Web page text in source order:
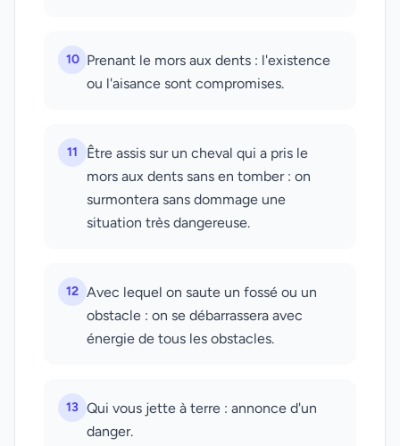
10 Prenant le mors aux dents : l'existence
ou l'aisance sont compromises.
11
Être assis sur un cheval qui a pris le
mors aux dents sans en tomber : on
surmontera sans dommage une
situation très dangereuse.
12 Avec lequel on saute un fossé ou un
obstacle : on se débarrassera avec
énergie de tous les obstacles.
13 Qui vous jette à terre : annonce d'un
danger.